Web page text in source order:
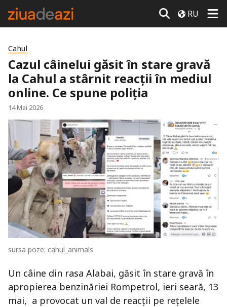
RU
Cahul
Cazul câinelui găsit în stare gravă
la Cahul a stârnit reacții în mediul
online. Ce spune poliția
14 Mai 2026
sursa poze: cahul_animals
Un câine din rasa Alabai, găsit în stare gravă în
apropierea benzinăriei Rompetrol, ieri seară, 13
mai, a provocat un val de reacții pe rețelele